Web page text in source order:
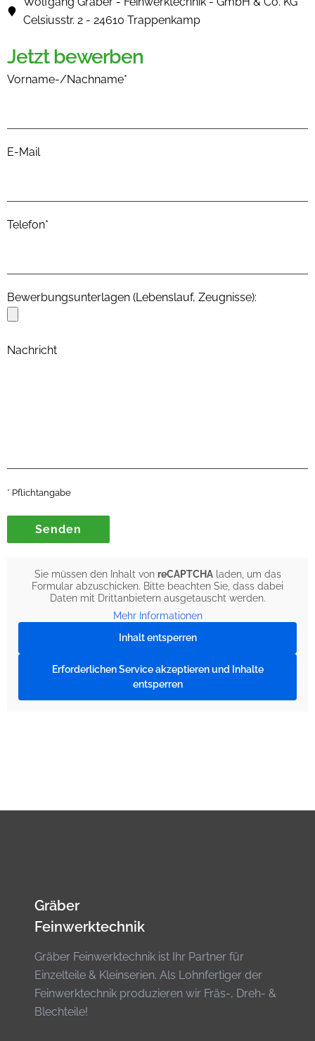
Celsiusstr. 2 - 24610 Trappenkamp
Jetzt bewerben
Vorname-/Nachname*
E-Mail
Telefon*
Bewerbungsunterlagen (Lebenslauf, Zeugnisse):
Nachricht
* Pflichtangabe
Sie müssen den Inhalt von reCAPTCHAladen, um das
Formular abzuschicken. Bitte beachten Sie, dass dabei
Daten mit Drittanbietern ausgetauscht werden.
Mehr Informationen
Inhalt entsperren
Erforderlichen Service akzeptieren und Inhalte
entsperren
Gräber
Feinwerktechnik
Gräber Feinwerktechnik ist Ihr Partner für
Einzelteile & Kleinserien. Als Lohnfertiger der
Feinwerktechnik produzieren wir Fräs-, Dreh- &
Blechteile!